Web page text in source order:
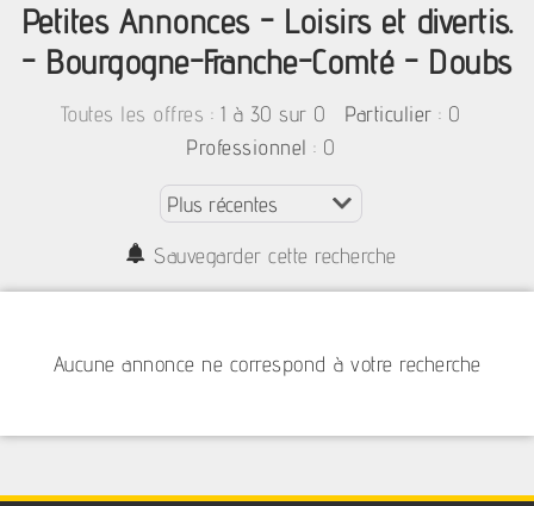
Petites Annonces - Loisirs et divertis.
- Bourgogne-Franche-Comté - Doubs
Toutes les offres : 1 à 30 sur 0 Particulier : 0
Professionnel : 0
Sauvegarder cette recherche
Aucune annonce ne correspond à votre recherche